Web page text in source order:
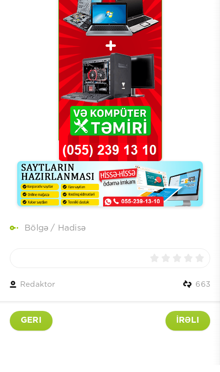
Bölgə / Hadisə
Redaktor 663
GERI İRƏLI